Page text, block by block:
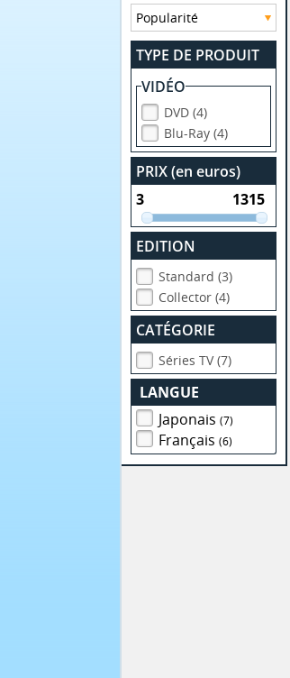
TYPE DE PRODUIT
VIDÉO
DVD (4)
Blu-Ray (4)
PRIX (en euros)
EDITION
Standard (3)
Collector (4)
CATÉGORIE
Séries TV (7)
LANGUE
Japonais(7)
Français(6)